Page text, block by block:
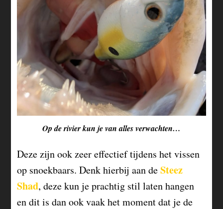
Op de rivier kun je van alles verwachten…
Deze zijn ook zeer effectief tijdens het vissen
op snoekbaars. Denk hierbij aan deSteez
Shad, deze kun je prachtig stil laten hangen
en dit is dan ook vaak het moment dat je de